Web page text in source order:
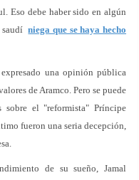
Eso debe haber sido en algún
saudíniega que se haya hecho
una opinión pública
de Aramco. Pero se puede
sobre el "reformista" Príncipe
fueron una seria decepción,
de su sueño, Jamal